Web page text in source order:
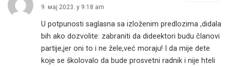
9. мај 2023. у 9:18 am
U potpunosti saglasna sa izloženim predlozima ,didala
bih ako dozvolite: zabraniti da dideektori budu članovi
partije,jer oni to i ne žele,već moraju! I da mije dete
koje se školovalo da bude prosvetni radnik i nije hteli